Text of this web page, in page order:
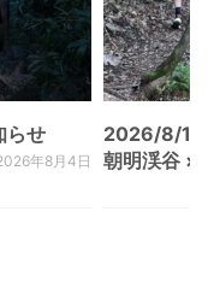
らせ
年8月4日
2026/8/
朝明渓谷 ×